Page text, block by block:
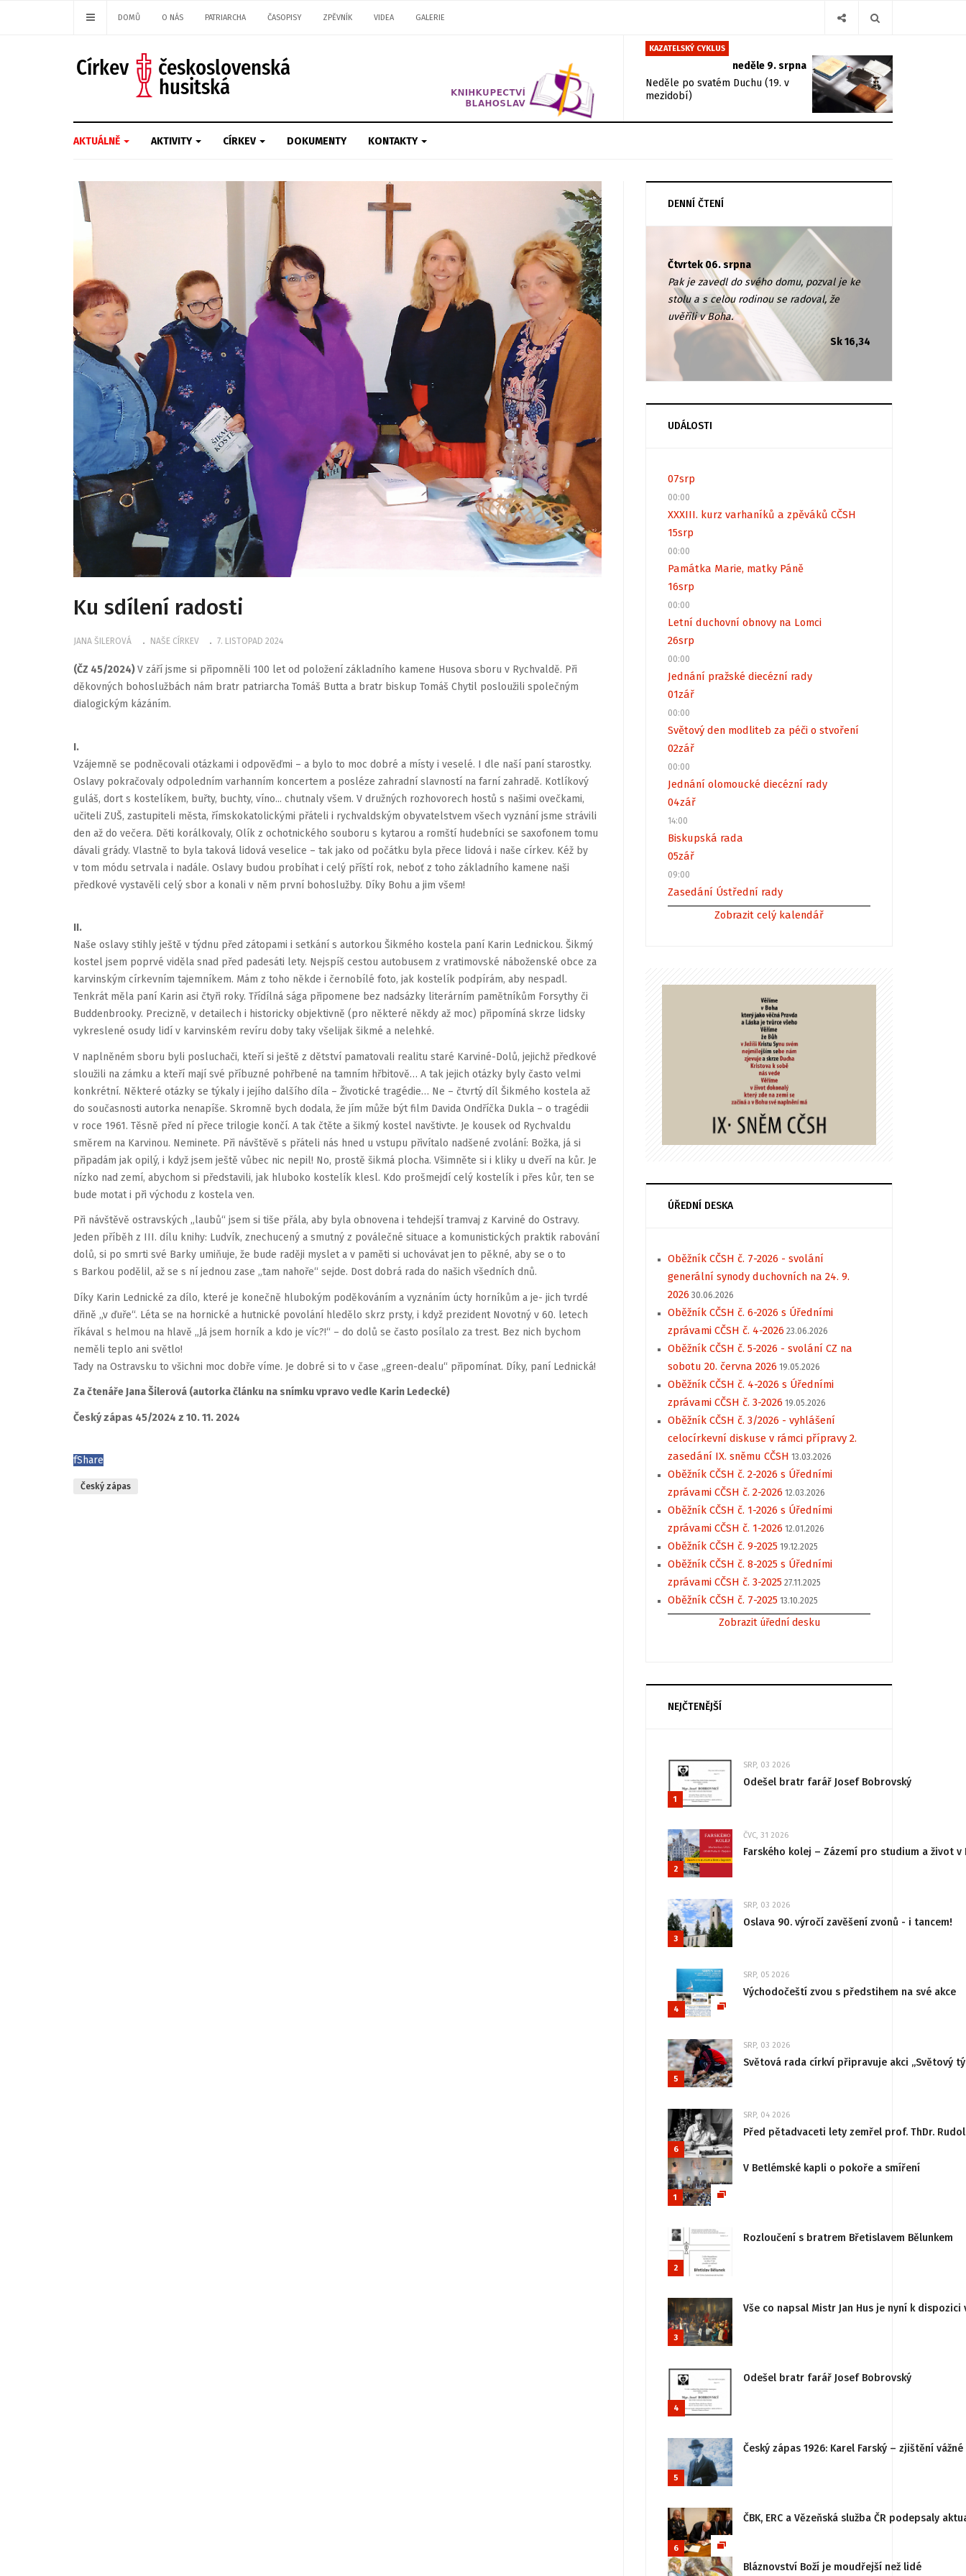
DOMŮ O NÁS PATRIARCHA ČASOPISY ZPĚVNÍK VIDEA GALERIE
KAZATELSKÝ CYKLUS
neděle 9. srpna
Neděle po svatém Duchu (19. v
mezidobí)
AKTUÁLNĚ AKTIVITY CÍRKEV DOKUMENTY KONTAKTY
Ku sdílení radosti
JANA ŠILEROVÁ NAŠE CÍRKEV 7. LISTOPAD 2024
(ČZ 45/2024)V září jsme si připomněli 100 let od položení základního kamene Husova sboru v Rychvaldě. Při
děkovných bohoslužbách nám bratr patriarcha Tomáš Butta a bratr biskup Tomáš Chytil posloužili společným
dialogickým kázáním.
I.
Vzájemně se podněcovali otázkami i odpověďmi – a bylo to moc dobré a místy i veselé. I dle naší paní starostky.
Oslavy pokračovaly odpoledním varhanním koncertem a posléze zahradní slavností na farní zahradě. Kotlíkový
guláš, dort s kostelíkem, buřty, buchty, víno... chutnaly všem. V družných rozhovorech hostů s našimi ovečkami,
učiteli ZUŠ, zastupiteli města, římskokatolickými přáteli i rychvaldským obyvatelstvem všech vyznání jsme strávili
den až do večera. Děti korálkovaly, Olík z ochotnického souboru s kytarou a romští hudebníci se saxofonem tomu
dávali grády. Vlastně to byla taková lidová veselice – tak jako od počátku byla přece lidová i naše církev. Kéž by
v tom módu setrvala i nadále. Oslavy budou probíhat i celý příští rok, neboť z toho základního kamene naši
předkové vystavěli celý sbor a konali v něm první bohoslužby. Díky Bohu a jim všem!
II.
Naše oslavy stihly ještě v týdnu před zátopami i setkání s autorkou Šikmého kostela paní Karin Lednickou. Šikmý
kostel jsem poprvé viděla snad před padesáti lety. Nejspíš cestou autobusem z vratimovské náboženské obce za
karvinským církevním tajemníkem. Mám z toho někde i černobílé foto, jak kostelík podpírám, aby nespadl.
Tenkrát měla paní Karin asi čtyři roky. Třídílná sága připomene bez nadsázky literárním pamětníkům Forsythy či
Buddenbrooky. Precizně, v detailech i historicky objektivně (pro některé někdy až moc) připomíná skrze lidsky
vykreslené osudy lidí v karvinském revíru doby taky všelijak šikmé a nelehké.
V naplněném sboru byli posluchači, kteří si ještě z dětství pamatovali realitu staré Karviné-Dolů, jejichž předkové
sloužili na zámku a kteří mají své příbuzné pohřbené na tamním hřbitově… A tak jejich otázky byly často velmi
konkrétní. Některé otázky se týkaly i jejího dalšího díla – Životické tragédie… Ne – čtvrtý díl Šikmého kostela až
do současnosti autorka nenapíše. Skromně bych dodala, že jím může být film Davida Ondříčka Dukla – o tragédii
v roce 1961. Těsně před ní přece trilogie končí. A tak čtěte a šikmý kostel navštivte. Je kousek od Rychvaldu
směrem na Karvinou. Neminete. Při návštěvě s přáteli nás hned u vstupu přivítalo nadšené zvolání: Božka, já si
připadám jak opilý, i když jsem ještě vůbec nic nepil! No, prostě šikmá plocha. Všimněte si i kliky u dveří na kůr. Je
nízko nad zemí, abychom si představili, jak hluboko kostelík klesl. Kdo prošmejdí celý kostelík i přes kůr, ten se
bude motat i při východu z kostela ven.
Při návštěvě ostravských „laubů“ jsem si tiše přála, aby byla obnovena i tehdejší tramvaj z Karviné do Ostravy.
Jeden příběh z III. dílu knihy: Ludvík, znechucený a smutný z poválečné situace a komunistických praktik rabování
dolů, si po smrti své Barky umiňuje, že bude raději myslet a v paměti si uchovávat jen to pěkné, aby se o to
s Barkou podělil, až se s ní jednou zase „tam nahoře“ sejde. Dost dobrá rada do našich všedních dnů.
Díky Karin Lednické za dílo, které je konečně hlubokým poděkováním a vyznáním úcty horníkům a je- jich tvrdé
dřině „v ďuře“. Léta se na hornické a hutnické povolání hledělo skrz prsty, i když prezident Novotný v 60. letech
říkával s helmou na hlavě „Já jsem horník a kdo je víc?!“ – do dolů se často posílalo za trest. Bez nich bychom
neměli teplo ani světlo!
Tady na Ostravsku to všichni moc dobře víme. Je dobré si to v čase „green-dealu“ připomínat. Díky, paní Lednická!
Za čtenáře Jana Šilerová (autorka článku na snímku vpravo vedle Karin Ledecké)
Český zápas 45/2024 z 10. 11. 2024
fShare
Český zápas
DENNÍ ČTENÍ
Čtvrtek 06. srpna
Pak je zavedl do svého domu, pozval je ke
stolu a s celou rodinou se radoval, že
uvěřili v Boha.
Sk 16,34
UDÁLOSTI
07srp
00:00
XXXIII. kurz varhaníků a zpěváků CČSH
15srp
00:00
Památka Marie, matky Páně
16srp
00:00
Letní duchovní obnovy na Lomci
26srp
00:00
Jednání pražské diecézní rady
01zář
00:00
Světový den modliteb za péči o stvoření
02zář
00:00
Jednání olomoucké diecézní rady
04zář
14:00
Biskupská rada
05zář
09:00
Zasedání Ústřední rady
Zobrazit celý kalendář
ÚŘEDNÍ DESKA
Oběžník CČSH č. 7-2026 - svolání
generální synody duchovních na 24. 9.
2026 30.06.2026
Oběžník CČSH č. 6-2026 s Úředními
zprávami CČSH č. 4-2026 23.06.2026
Oběžník CČSH č. 5-2026 - svolání CZ na
sobotu 20. června 2026 19.05.2026
Oběžník CČSH č. 4-2026 s Úředními
zprávami CČSH č. 3-2026 19.05.2026
Oběžník CČSH č. 3/2026 - vyhlášení
celocírkevní diskuse v rámci přípravy 2.
zasedání IX. sněmu CČSH 13.03.2026
Oběžník CČSH č. 2-2026 s Úředními
zprávami CČSH č. 2-2026 12.03.2026
Oběžník CČSH č. 1-2026 s Úředními
zprávami CČSH č. 1-2026 12.01.2026
Oběžník CČSH č. 9-2025 19.12.2025
Oběžník CČSH č. 8-2025 s Úředními
zprávami CČSH č. 3-2025 27.11.2025
Oběžník CČSH č. 7-2025 13.10.2025
Zobrazit úřední desku
NEJČTENĚJŠÍ
1
SRP, 03 2026
Odešel bratr farář Josef Bobrovský
2
ČVC, 31 2026
Farského kolej – Zázemí pro studium a život v
3
SRP, 03 2026
Oslava 90. výročí zavěšení zvonů - i tancem!
4
SRP, 05 2026
Východočeští zvou s předstihem na své akce
5
SRP, 03 2026
Světová rada církví připravuje akci „Světový
6
SRP, 04 2026
Před pětadvaceti lety zemřel prof. ThDr.
1
V Betlémské kapli o pokoře a smíření
2
Rozloučení s bratrem Břetislavem Bělunkem
3
Vše co napsal Mistr Jan Hus je nyní k
4
Odešel bratr farář Josef Bobrovský
5
Český zápas 1926: Karel Farský – zjištění
6
ČBK, ERC a Vězeňská služba ČR podepsaly
Bláznovství Boží je moudřejší než lidé